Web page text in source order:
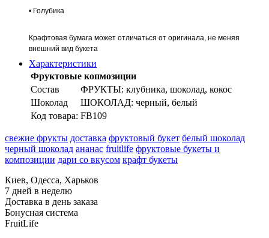
• Голубика
Крафтовая бумага может отличаться от оригинала, не меняя
внешний вид букета
Характеристики
Фруктовые копмозиции
Состав
ФРУКТЫ: клубника, шоколад, кокос
Шоколад
ШОКОЛАД: черный, белый
Код товара: FB109
свежие фрукты доставка фруктовый букет белый шоколад
черный шоколад ананас fruitlife фруктовые букеты и
композиции дари со вкусом крафт букеты
Киев, Одесса, Харьков
7 дней в неделю
Доставка в день заказа
Бонусная система
FruitLife